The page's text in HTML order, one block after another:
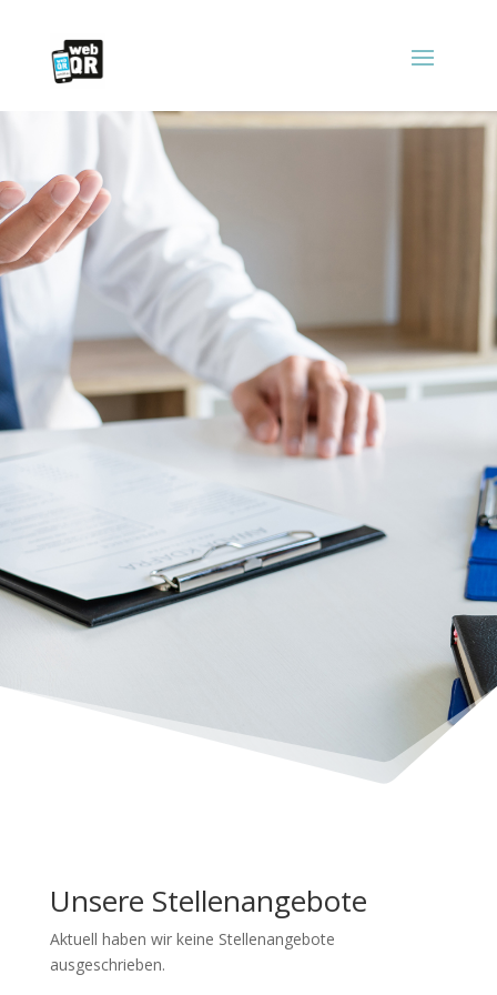
Unsere Stellenangebote
Aktuell haben wir keine Stellenangebote
ausgeschrieben.